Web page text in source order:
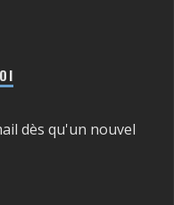
dès qu'un nouvel